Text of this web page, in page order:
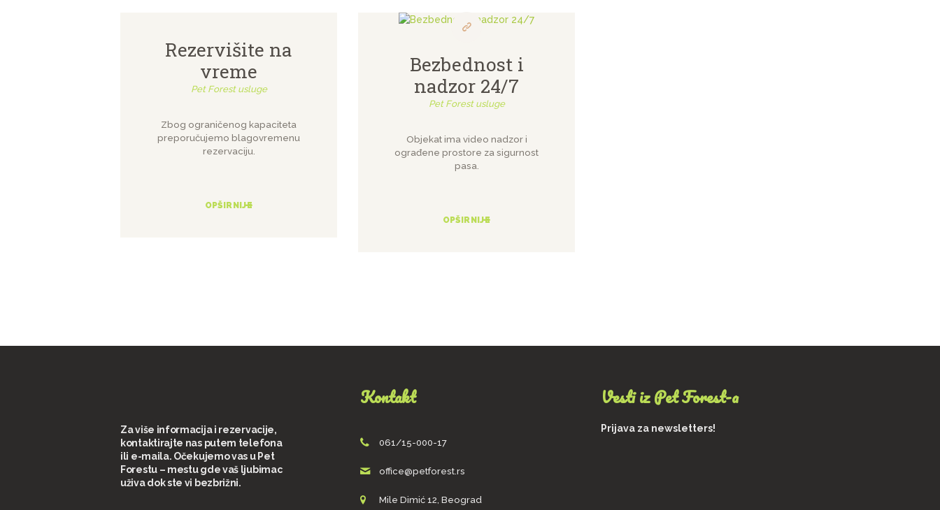
Rezervišite na
vreme
Pet Forest usluge
Zbog ograničenog kapaciteta
preporučujemo blagovremenu
rezervaciju.
OPŠIRNIJE
Bezbednost i
nadzor 24/7
Pet Forest usluge
Objekat ima video nadzor i
ograđene prostore za sigurnost
pasa.
OPŠIRNIJE
Za više informacija i rezervacije,
kontaktirajte nas putem telefona
ili e-maila. Očekujemo vas u Pet
Forestu – mestu gde vaš ljubimac
uživa dok ste vi bezbrižni.
Kontakt
061/15-000-17
office@petforest.rs
Mile Dimić 12, Beograd
Vesti iz Pet Forest-a
Prijava za newsletters!